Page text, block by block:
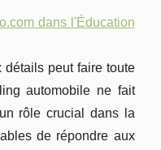
dans l'Éducation
détails peut faire toute
automobile ne fait
rôle crucial dans la
de répondre aux